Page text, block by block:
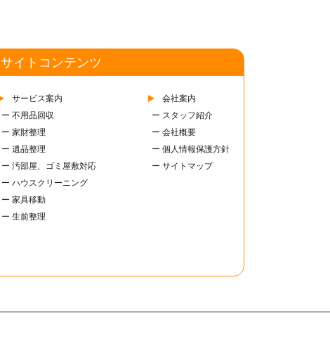
サイトコンテンツ
サービス案内
ー 不用品回収
ー 家財整理
ー 遺品整理
ー 汚部屋、ゴミ屋敷対応
ー ハウスクリーニング
ー 家具移動
ー 生前整理
会社案内
ー スタッフ紹介
ー 会社概要
ー 個人情報保護方針
ー サイトマップ